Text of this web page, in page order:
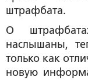
штрафбата.
О
наслышаны,
только как
новую